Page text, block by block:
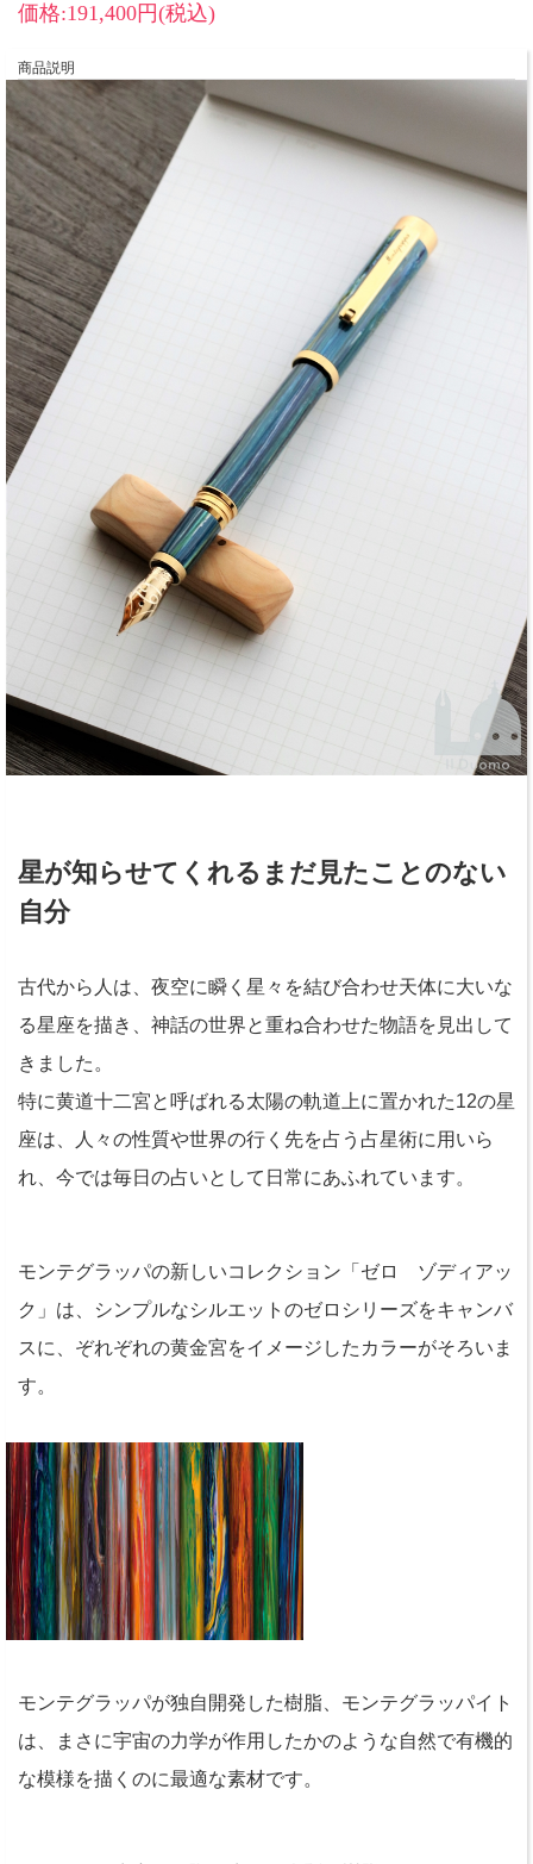
価格:191,400円(税込)
商品説明
星が知らせてくれるまだ見たことのない
自分
古代から人は、夜空に瞬く星々を結び合わせ天体に大いな
る星座を描き、神話の世界と重ね合わせた物語を見出して
きました。
特に黄道十二宮と呼ばれる太陽の軌道上に置かれた12の星
座は、人々の性質や世界の行く先を占う占星術に用いら
れ、今では毎日の占いとして日常にあふれています。
モンテグラッパの新しいコレクション「ゼロ ゾディアッ
ク」は、シンプルなシルエットのゼロシリーズをキャンバ
スに、ぞれぞれの黄金宮をイメージしたカラーがそろいま
す。
モンテグラッパが独自開発した樹脂、モンテグラッパイト
は、まさに宇宙の力学が作用したかのような自然で有機的
な模様を描くのに最適な素材です。